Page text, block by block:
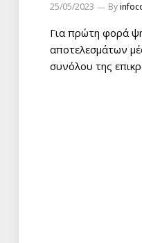
25/05/2023 By
Για πρώτη φορά
αποτελεσμάτων
συνόλου της